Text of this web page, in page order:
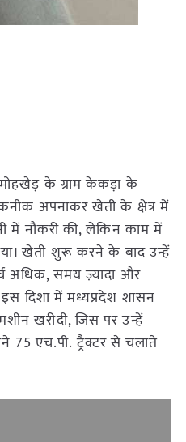
के ग्राम केकड़ा के
अपनाकर खेती के क्षेत्र में
में नौकरी की, लेकिन काम में
खेती शुरू करने के बाद उन्हें
अधिक, समय ज़्यादा और
दिशा में मध्यप्रदेश शासन
खरीदी, जिस पर उन्हें
75 एच.पी. ट्रैक्टर से चलाते